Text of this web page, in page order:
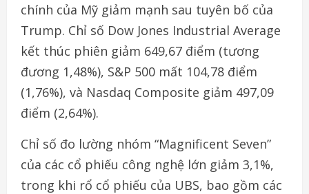
chính của Mỹ giảm mạnh sau tuyên bố của
Trump. Chỉ số Dow Jones Industrial Average
kết thúc phiên giảm 649,67 điểm (tương
đương 1,48%), S&P 500 mất 104,78 điểm
(1,76%), và Nasdaq Composite giảm 497,09
điểm (2,64%).
Chỉ số đo lường nhóm “Magnificent Seven”
của các cổ phiếu công nghệ lớn giảm 3,1%,
trong khi rổ cổ phiếu của UBS, bao gồm các